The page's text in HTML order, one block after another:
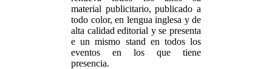
material publicitario, publicado a
todo color, en lengua inglesa y de
alta calidad editorial y se presenta
e un mismo stand en todos los
eventos en los que tiene
presencia.